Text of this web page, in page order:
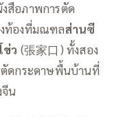
สือภาพการตัด
ท้องที่มณฑลส่านซี
ข่ว (張家口) ทั้งสอง
ตัดกระดาษพื้นบ้านที่
น